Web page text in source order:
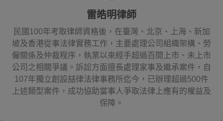
雷皓明律師
民國100年考取律師資格後，在臺灣、北京、上海、新加
坡及香港從事法律實務工作，主要處理公司組織架構、勞
僱關係及仲裁程序，執業以來經手超過百間上市、未上市
公司之相關爭議。訴訟方面擅長處理家事及繼承案件，自
107年獨立創設喆律法律事務所迄今，已辦理超過500件
上述類型案件，成功協助當事人爭取法律上應有的權益及
保障。